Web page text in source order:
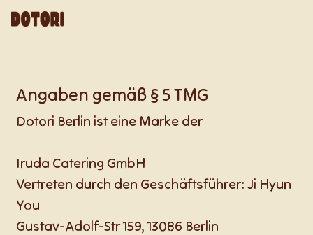
Angaben gemäß § 5 TMG
Dotori Berlin ist eine Marke der
Iruda Catering GmbH
Vertreten durch den Geschäftsführer: Ji Hyun
You
Gustav-Adolf-Str 159, 13086 Berlin